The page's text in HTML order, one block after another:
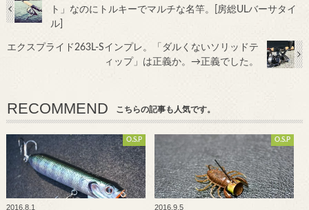
ト」なのにトルキーでマルチな名竿。[房総ULバーサタイ
ル]
エクスプライド263L-Sインプレ。「ダルくないソリッドテ
ィップ」は正義か。→正義でした。
RECOMMEND こちらの記事も人気です。
O.S.P
2016.8.1
O.S.P
2016.9.5